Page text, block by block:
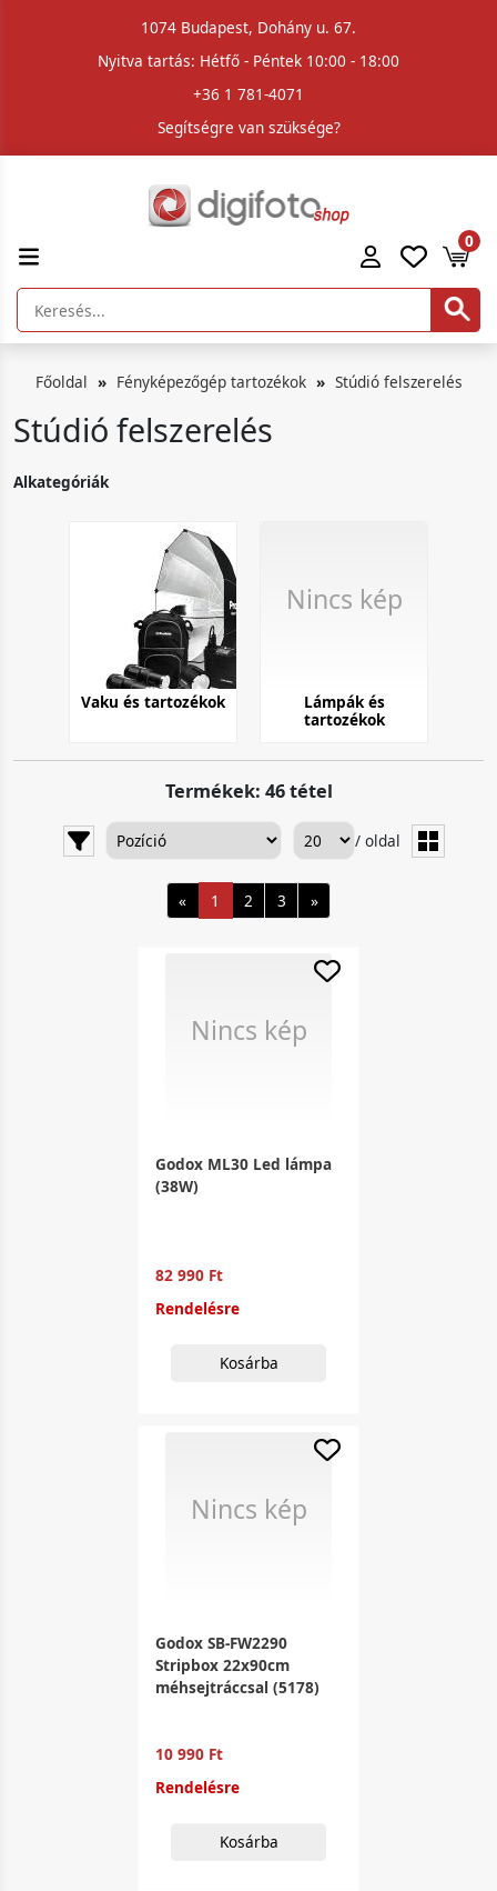
1074 Budapest, Dohány u. 67.
Nyitva tartás: Hétfő - Péntek 10:00 - 18:00
+36 1 781-4071
Segítségre van szüksége?
0
Főoldal Fényképezőgép tartozékok Stúdió felszerelés
Stúdió felszerelés
Alkategóriák
Vaku és tartozékok
Nincs kép
Lámpák és
tartozékok
Termékek: 46 tétel
/ oldal
« 1 2 3 »
Nincs kép
Godox ML30 Led lámpa
(38W)
82 990 Ft
Rendelésre
Kosárba
Nincs kép
Godox SB-FW2290
Stripbox 22x90cm
méhsejtráccsal (5178)
10 990 Ft
Rendelésre
Kosárba